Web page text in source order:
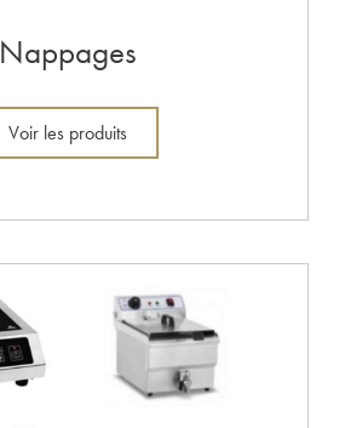
Nappages
Voir les produits